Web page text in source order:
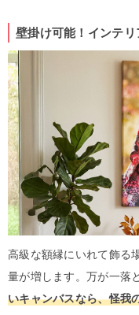
壁掛け可能！インテリ
高級な額縁にいれて飾る
量が増します。万が一落
いキャンバスなら、怪我